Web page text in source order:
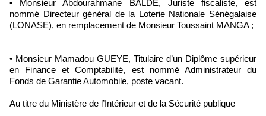
• Monsieur Abdourahmane BALDE, Juriste fiscaliste, est
nommé Directeur général de la Loterie Nationale Sénégalaise
(LONASE), en remplacement de Monsieur Toussaint MANGA ;
• Monsieur Mamadou GUEYE, Titulaire d’un Diplôme supérieur
en Finance et Comptabilité, est nommé Administrateur du
Fonds de Garantie Automobile, poste vacant.
Au titre du Ministère de l’Intérieur et de la Sécurité publique